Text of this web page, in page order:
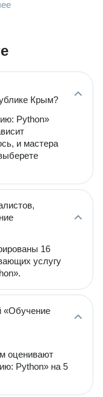
Крым?
Python»
и мастера
16
услугу
«Обучение
оценивают
Python» на 5